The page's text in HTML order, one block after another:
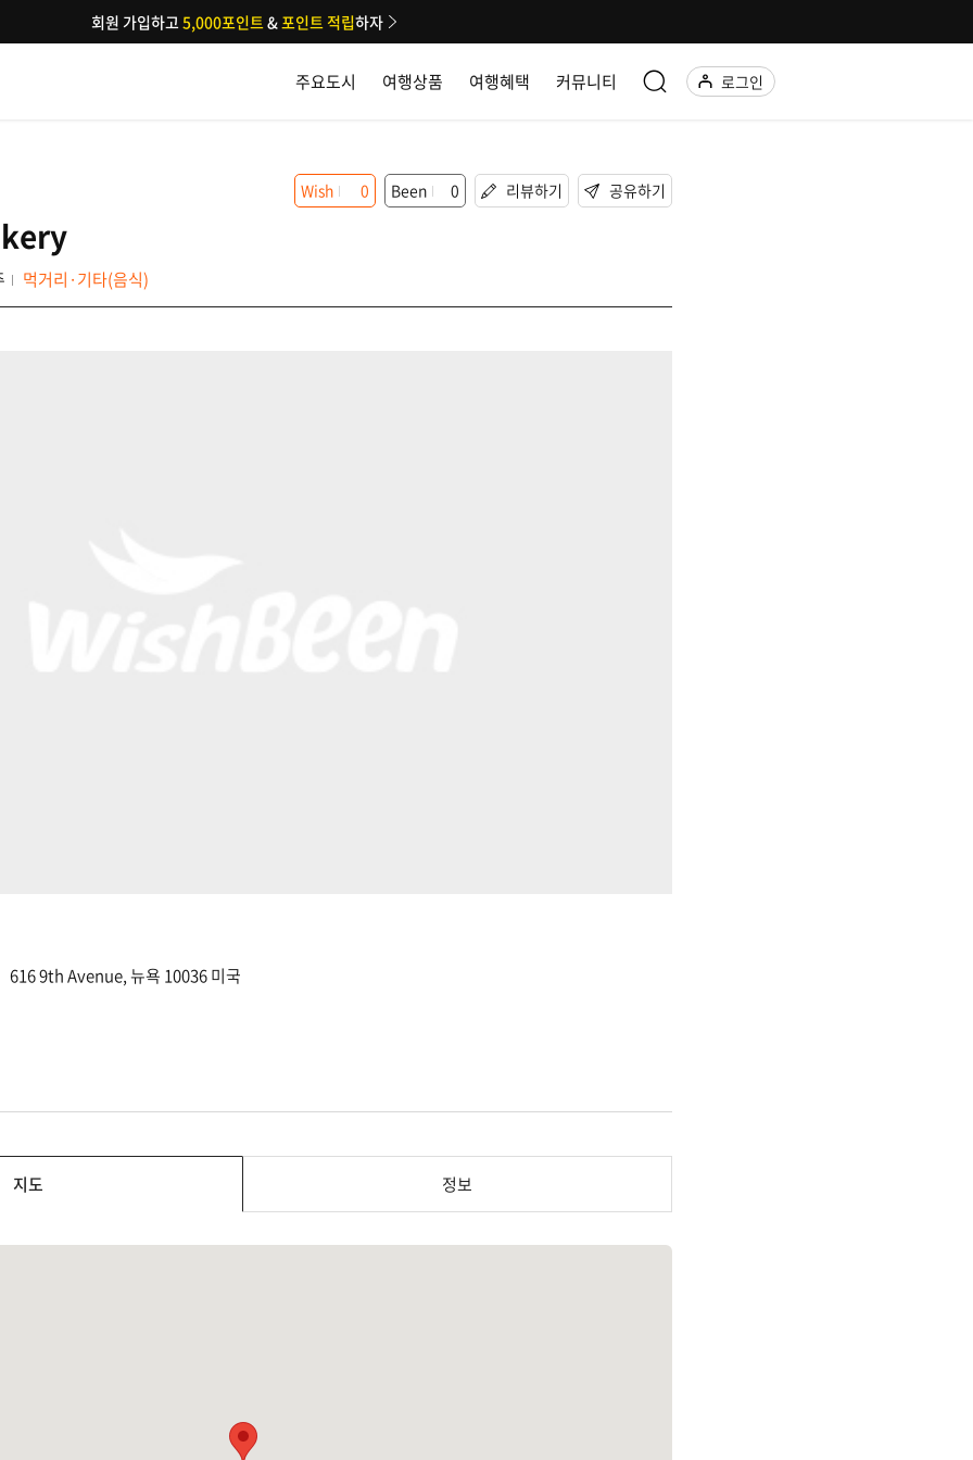
주요도시 여행상품 여행혜택 커뮤니티 로그인
회원 가입하고5,000포인트&포인트 적립하자
먹거리·기타(음식)
Wish 0 Been 0 리뷰하기 공유하기
616 9th Avenue, 뉴욕 10036 미국
지도 정보